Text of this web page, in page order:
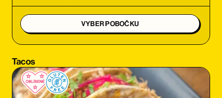
OBJEDNAT SI
OBJEDNAT SI
VYBER POBOČKU
Tacos